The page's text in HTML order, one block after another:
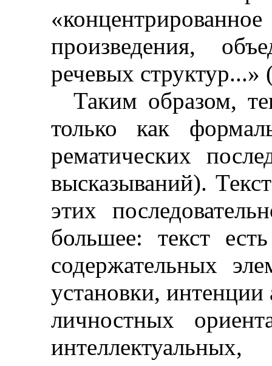
произведения,
речевых
Таким образом,
только как
рематических
высказываний).
этих
большее: текст
содержательных
установки,
личностных